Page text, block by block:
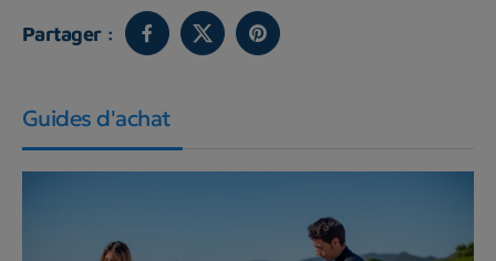
Partager :
Guides d'achat